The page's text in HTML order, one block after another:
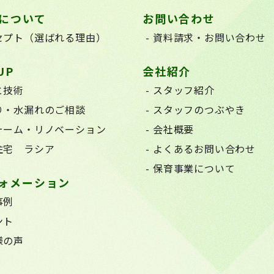
ついて
ト（選ばれる理由）
術
・水漏れのご相談
ーム・リノベーション
宅 ラシア
メーション
声
お問い合わせ
資料請求・お問い合わせ
会社紹介
スタッフ紹介
スタッフのつぶやき
会社概要
よくあるお問い合わせ
保育事業について